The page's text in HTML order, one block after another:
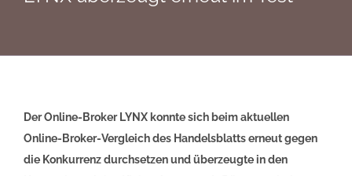
Der Online-Broker LYNX konnte sich beim aktuellen
Online-Broker-Vergleich des Handelsblatts erneut gegen
die Konkurrenz durchsetzen und überzeugte in den